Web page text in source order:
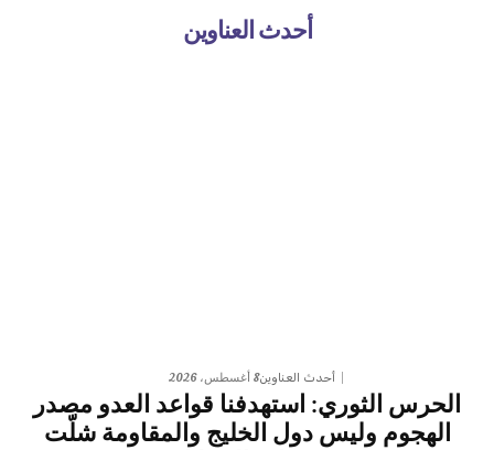
أحدث العناوين
أحدث العناوين8 أغسطس، 2026
الحرس الثوري: استهدفنا قواعد العدو مصدر
الهجوم وليس دول الخليج والمقاومة شلّت